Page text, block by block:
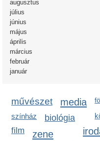
augusztus
július
június
május
április
március
február
január
művészet media
színház biológia
film zene